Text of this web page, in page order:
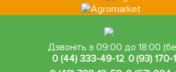
Дзвоніть з 09:00 до 18:00
0 (44) 333-49-12, 0 (93)